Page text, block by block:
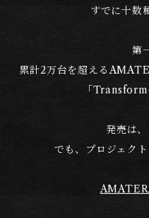
すでに十数
第
累計2万台を超える
「
発売は、
でも、プロジェク